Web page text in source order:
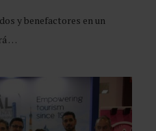
y benefactores en un
…